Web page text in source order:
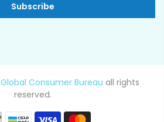
Subscribe
Global Consumer Bureau all rights
reserved.